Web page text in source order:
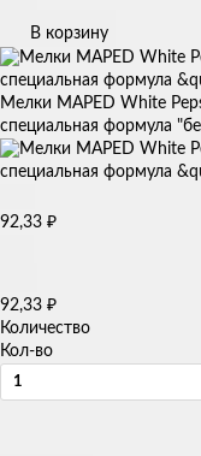
В корзину
Мелки MAPED White
специальная формула
92,33 ₽
92,33 ₽
Количество
Кол-во